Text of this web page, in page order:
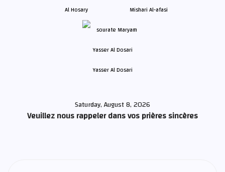
Al Hosary Mishari Al-afasi
Yasser Al Dosari
Saturday, August 8, 2026
Veuillez nous rappeler dans vos prières sincères